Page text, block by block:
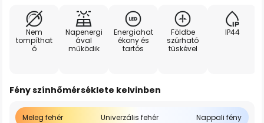
Nem
tompíthat
ó
Napenergi
ával
működik
Energiahat
ékony és
tartós
Földbe
szúrható
tüskével
IP44
Fény színhőmérséklete kelvinben
Meleg fehér Univerzális fehér Nappali fény